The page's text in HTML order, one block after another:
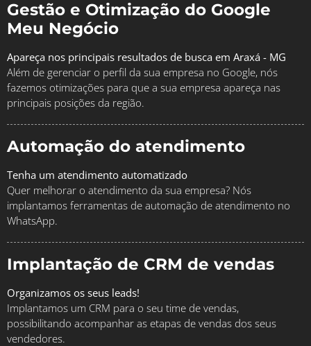
Gestão e Otimização do Google
Meu Negócio
Apareça nos principais resultados de busca em Araxá - MG
Além de gerenciar o perfil da sua empresa no Google, nós
fazemos otimizações para que a sua empresa apareça nas
principais posições da região.
Automação do atendimento
Tenha um atendimento automatizado
Quer melhorar o atendimento da sua empresa? Nós
implantamos ferramentas de automação de atendimento no
WhatsApp.
Implantação de CRM de vendas
Organizamos os seus leads!
Implantamos um CRM para o seu time de vendas,
possibilitando acompanhar as etapas de vendas dos seus
vendedores.